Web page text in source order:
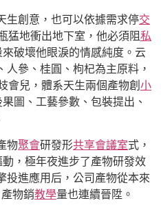
生創意，也可以依據需求停交
猛地衝出地下室，他必須阻私
破壞他眼淚的情感純度。云
人參、桂圓、枸杞為主原料，
會兒，體系天生兩個產物創 小
圖、工藝參數、包裝提出、
物聚會研發形共享會議室式，
，極年夜進步了產物研發效
投進應用后，公司產物從本來
物銷教學量也連續晉陞。